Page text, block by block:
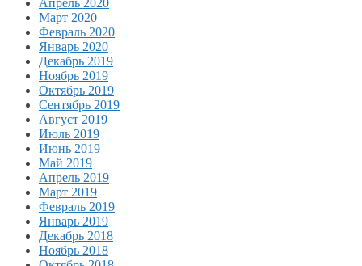
Март 2020
Февраль 2020
Январь 2020
Декабрь 2019
Ноябрь 2019
Октябрь 2019
Сентябрь 2019
Август 2019
Июль 2019
Июнь 2019
Май 2019
Апрель 2019
Март 2019
Февраль 2019
Январь 2019
Декабрь 2018
Ноябрь 2018